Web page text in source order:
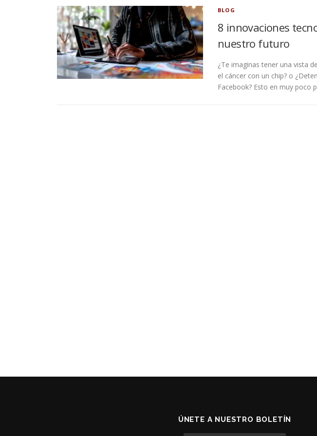
BLOG
8 innovaciones
nuestro futuro
¿Te imaginas tener una vista
el cáncer con un chip? o
Facebook? Esto en muy poco
ÚNETE A NUESTRO BOLETÍN